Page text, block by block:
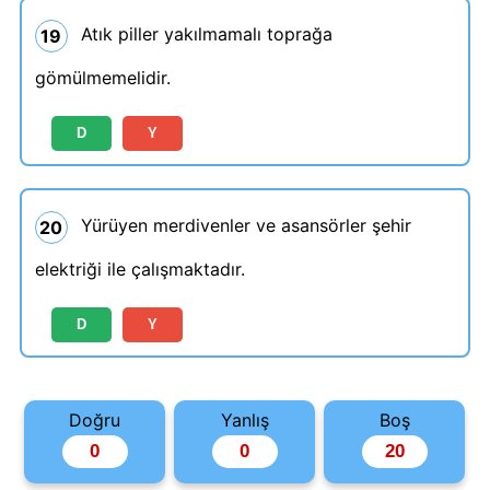
19
Atık piller yakılmamalı toprağa
gömülmemelidir.
D Y
20
Yürüyen merdivenler ve asansörler şehir
elektriği ile çalışmaktadır.
D Y
Doğru Yanlış Boş